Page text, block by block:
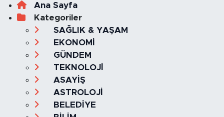
Ana Sayfa
Kategoriler
SAĞLIK & YAŞAM
EKONOMİ
GÜNDEM
TEKNOLOJİ
ASAYİŞ
ASTROLOJİ
BELEDİYE